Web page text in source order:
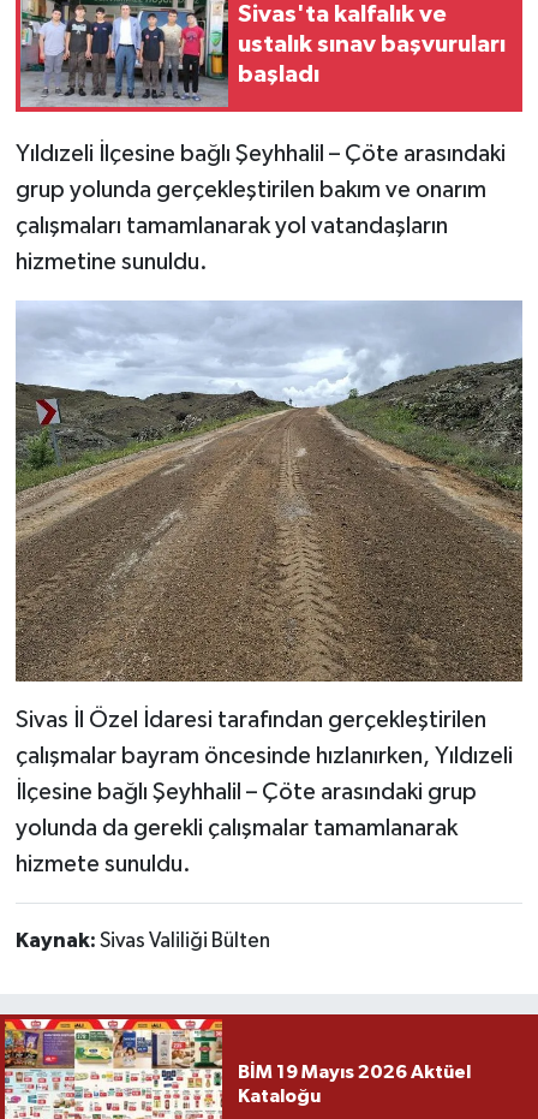
Sivas'ta kalfalık ve
ustalık sınav başvuruları
başladı
Yıldızeli İlçesine bağlı Şeyhhalil – Çöte arasındaki
grup yolunda gerçekleştirilen bakım ve onarım
çalışmaları tamamlanarak yol vatandaşların
hizmetine sunuldu.
Sivas İl Özel İdaresi tarafından gerçekleştirilen
çalışmalar bayram öncesinde hızlanırken, Yıldızeli
İlçesine bağlı Şeyhhalil – Çöte arasındaki grup
yolunda da gerekli çalışmalar tamamlanarak
hizmete sunuldu.
Kaynak: Sivas Valiliği Bülten
BİM 19 Mayıs 2026 Aktüel
Kataloğu
TEKNOLOJİ
YAŞAM